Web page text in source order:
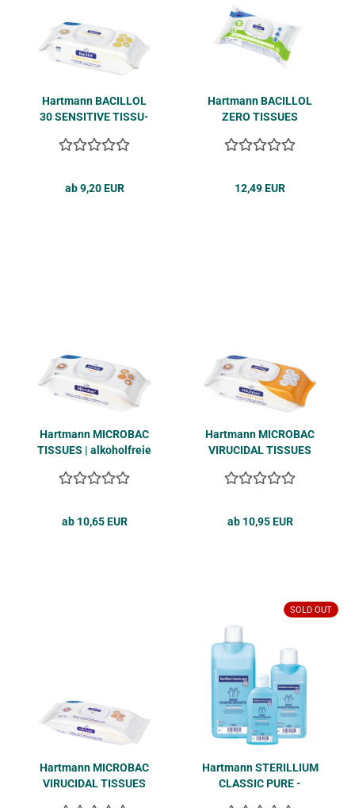
Hart­mann BA­CIL­LOL
30 SEN­SI­TI­VE TIS­SU­
ons­tü­cher 80 Stk.
ab 9,20 EUR
Hart­mann BA­CIL­LOL
ZERO TIS­SU­ES
tü­cher 100 Stk.
12,49 EUR
Hart­mann MI­CRO­BAC
TIS­SU­ES | al­ko­hol­freie
Stk.
ab 10,65 EUR
Hart­mann MI­CRO­BAC
VI­RU­CI­DAL TIS­SU­ES
Stk.
ab 10,95 EUR
Hart­mann MI­CRO­BAC
VI­RU­CI­DAL TIS­SU­ES
SOLD OUT
Hart­mann STE­RIL­LI­UM
CLAS­SIC PURE -